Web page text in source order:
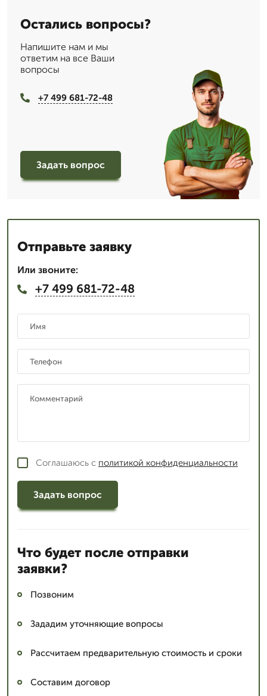
Остались вопросы?
Напишите нам и мы
ответим на все Ваши
вопросы
+7 499 681-72-48
Задать вопрос
Отправьте заявку
Или звоните:
+7 499 681-72-48
Соглашаюсь с политикой конфиденциальности
Задать вопрос
Что будет после отправки
заявки?
Позвоним
Зададим уточняющие вопросы
Рассчитаем предварительную стоимость и сроки
Составим договор